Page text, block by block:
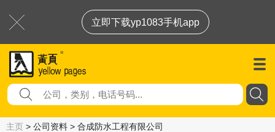
立即下载yp1083手机app
主页 > 公司资料 > 合成防水工程有限公司